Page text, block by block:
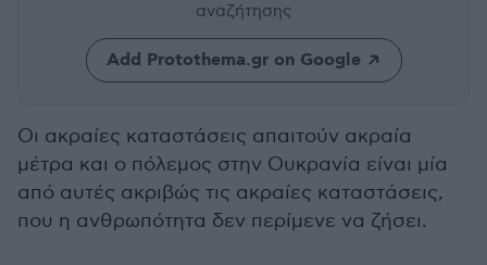
αναζήτησης
Add Protothema.gr on Google
Οι ακραίες καταστάσεις απαιτούν ακραία
μέτρα και ο πόλεμος στην Ουκρανία είναι μία
από αυτές ακριβώς τις ακραίες καταστάσεις,
που η ανθρωπότητα δεν περίμενε να ζήσει.